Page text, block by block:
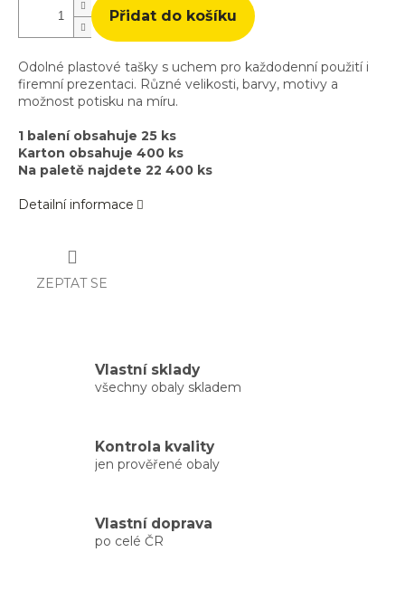
Přidat do košíku
Odolné plastové tašky s uchem pro každodenní použití i
firemní prezentaci. Různé velikosti, barvy, motivy a
možnost potisku na míru.
1 balení obsahuje 25 ks
Karton obsahuje 400 ks
Na paletě najdete 22 400 ks
Detailní informace
ZEPTAT SE
Vlastní sklady
všechny obaly skladem
Kontrola kvality
jen prověřené obaly
Vlastní doprava
po celé ČR